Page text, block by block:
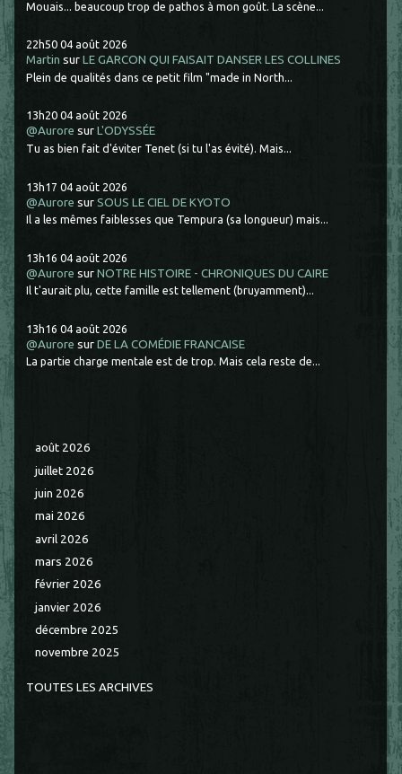
Mouais... beaucoup trop de pathos à mon goût. La scène...
22h50 04 août 2026
Martin surLE GARCON QUI FAISAIT DANSER LES COLLINES
Plein de qualités dans ce petit film "made in North...
13h20 04 août 2026
@Aurore surL'ODYSSÉE
Tu as bien fait d'éviter Tenet (si tu l'as évité). Mais...
13h17 04 août 2026
@Aurore surSOUS LE CIEL DE KYOTO
Il a les mêmes faiblesses que Tempura (sa longueur) mais...
13h16 04 août 2026
@Aurore surNOTRE HISTOIRE - CHRONIQUES DU CAIRE
Il t'aurait plu, cette famille est tellement (bruyamment)...
13h16 04 août 2026
@Aurore surDE LA COMÉDIE FRANCAISE
La partie charge mentale est de trop. Mais cela reste de...
août 2026
juillet 2026
juin 2026
mai 2026
avril 2026
mars 2026
février 2026
janvier 2026
décembre 2025
novembre 2025
TOUTES LES ARCHIVES